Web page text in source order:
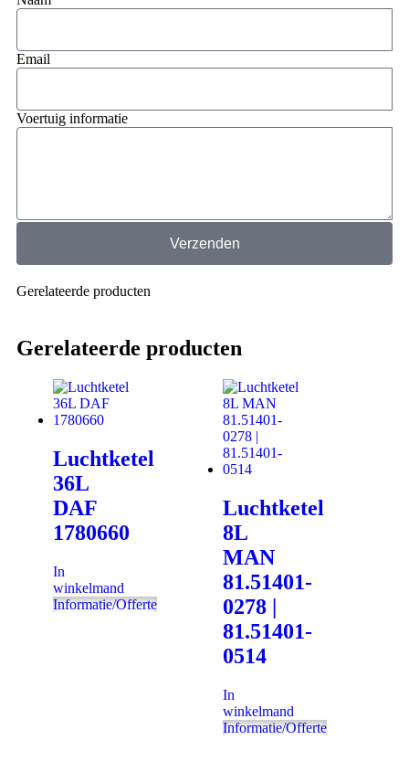
Email
Voertuig informatie
Verzenden
Gerelateerde producten
Gerelateerde producten
Luchtketel
36L
DAF
1780660
In
winkelmand
Informatie/Offerte
Luchtketel
8L
MAN
81.51401-
0278 |
81.51401-
0514
In
winkelmand
Informatie/Offerte